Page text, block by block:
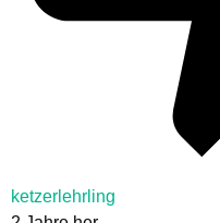
ketzerlehrling